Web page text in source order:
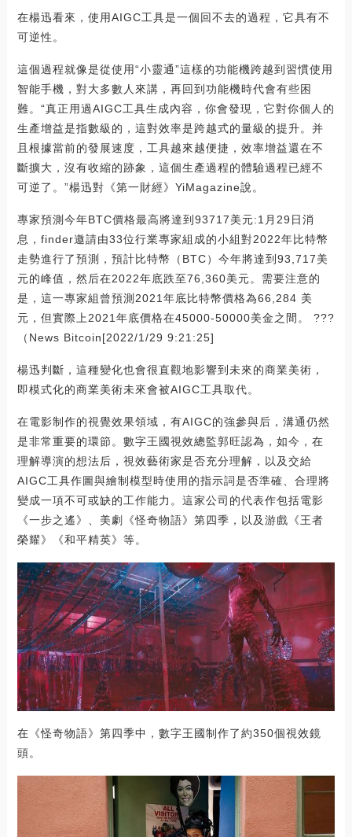
在楊迅看來，使用AIGC工具是一個回不去的過程，它具有不
可逆性。
這個過程就像是從使用“小靈通”這樣的功能機跨越到習慣使用
智能手機，對大多數人來講，再回到功能機時代會有些困
難。“真正用過AIGC工具生成內容，你會發現，它對你個人的
生產增益是指數級的，這對效率是跨越式的量級的提升。并
且根據當前的發展速度，工具越來越便捷，效率增益還在不
斷擴大，沒有收縮的跡象，這個生產過程的體驗過程已經不
可逆了。”楊迅對《第一財經》YiMagazine說。
專家預測今年BTC價格最高將達到93717美元:1月29日消
息，finder邀請由33位行業專家組成的小組對2022年比特幣
走勢進行了預測，預計比特幣（BTC）今年將達到93,717美
元的峰值，然后在2022年底跌至76,360美元。需要注意的
是，這一專家組曾預測2021年底比特幣價格為66,284 美
元，但實際上2021年底價格在45000-50000美金之間。 ???
（News Bitcoin[2022/1/29 9:21:25]
楊迅判斷，這種變化也會很直觀地影響到未來的商業美術，
即模式化的商業美術未來會被AIGC工具取代。
在電影制作的視覺效果領域，有AIGC的強參與后，溝通仍然
是非常重要的環節。數字王國視效總監郭旺認為，如今，在
理解導演的想法后，視效藝術家是否充分理解，以及交給
AIGC工具作圖與繪制模型時使用的指示詞是否準確、合理將
變成一項不可或缺的工作能力。這家公司的代表作包括電影
《一步之遙》、美劇《怪奇物語》第四季，以及游戲《王者
榮耀》《和平精英》等。
在《怪奇物語》第四季中，數字王國制作了約350個視效鏡
頭。